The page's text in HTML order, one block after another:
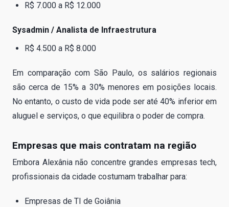
R$ 7.000 a R$ 12.000
Sysadmin / Analista de Infraestrutura
R$ 4.500 a R$ 8.000
Em comparação com São Paulo, os salários regionais
são cerca de 15% a 30% menores em posições locais.
No entanto, o custo de vida pode ser até 40% inferior em
aluguel e serviços, o que equilibra o poder de compra.
Empresas que mais contratam na região
Embora Alexânia não concentre grandes empresas tech,
profissionais da cidade costumam trabalhar para:
Empresas de TI de Goiânia